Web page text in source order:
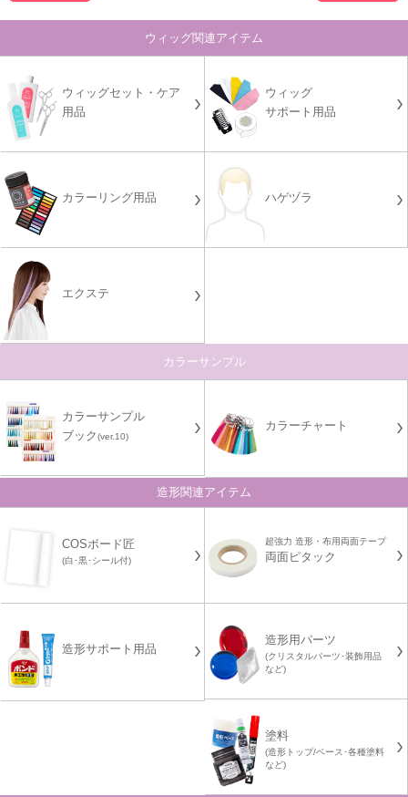
ウィッグ関連アイテム
ウィッグセット・ケア
用品
ウィッグ
サポート用品
カラーリング用品 ハゲヅラ
エクステ
カラーサンプル
カラーサンプル
ブック(ver.10)
カラーチャート
造形関連アイテム
COSボード匠
(白･黒･シール付)
超強力 造形・布用両面テープ
両面ピタック
造形サポート用品
造形用パーツ
(クリスタルパーツ･装飾用品
など)
塗料
(造形トップ/ベース･各種塗料
など)